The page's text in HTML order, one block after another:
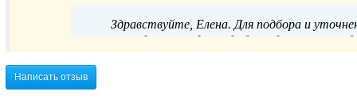
Здравствуйте, Елена. Для подбора и
нашим отделом продаж удобным для вас
Написать отзыв